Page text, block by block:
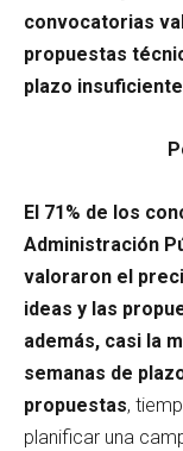
convocatorias
propuestas
plazo
El 71% de los
Administración
valoraron el
ideas y las
además, casi la
semanas de
propuestas,
planificar una